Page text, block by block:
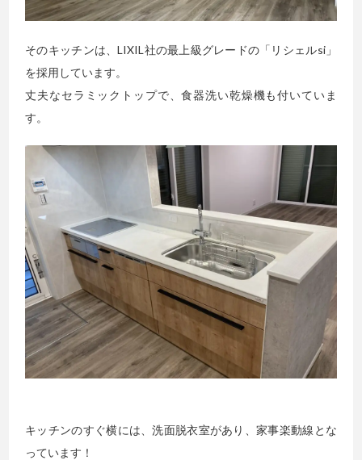
そのキッチンは、LIXIL社の最上級グレードの「リシェルsi」
を採用しています。
丈夫なセラミックトップで、食器洗い乾燥機も付いていま
す。
キッチンのすぐ横には、洗面脱衣室があり、家事楽動線とな
っています！